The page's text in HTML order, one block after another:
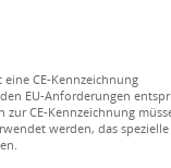
CE-Kennzeichnung
EU-Anforderungen
CE-Kennzeichnung
werden, das spezielle